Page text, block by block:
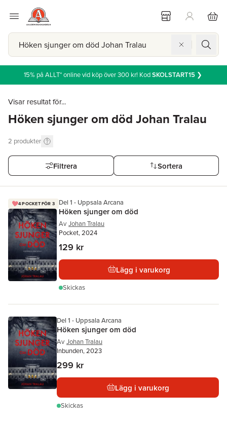
15% på ALLT* online vid köp över 300 kr! KodSKOLSTART15❯
Visar resultat för...
Höken sjunger om död Johan Tralau
2 produkter
Filtrera Sortera
4 POCKET FÖR 3 Del 1 - Uppsala Arcana
Höken sjunger om död
Av Johan Tralau
Pocket, 2024
129 kr
Lägg i varukorg
Skickas
Del 1 - Uppsala Arcana
Höken sjunger om död
Av Johan Tralau
Inbunden, 2023
299 kr
Lägg i varukorg
Skickas